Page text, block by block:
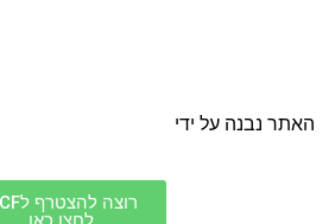
האתר נבנה על ידי
רוצה להצטרף לICF?